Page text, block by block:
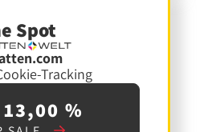
Spot
Tracking
%